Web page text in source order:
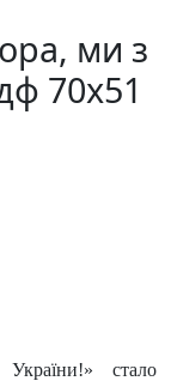
ми з
70х51
стало